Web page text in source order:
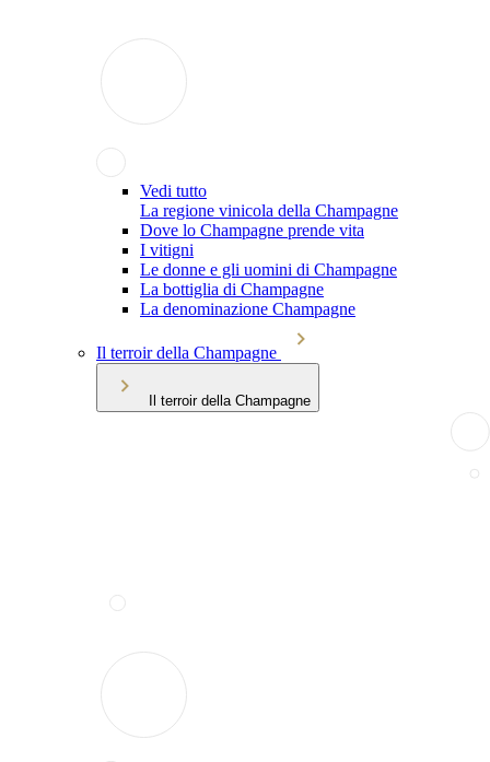
Vedi tutto
La regione vinicola della Champagne
Dove lo Champagne prende vita
I vitigni
Le donne e gli uomini di Champagne
La bottiglia di Champagne
La denominazione Champagne
Il terroir della Champagne
Il terroir della Champagne